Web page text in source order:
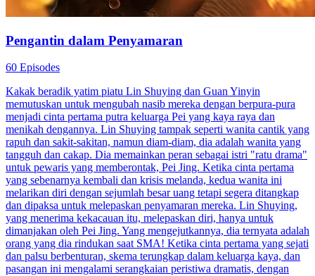
Sudah Jelas Tidak Suka
80 Episodes
Setelah cinta pertamanya pergi, Arif menikahi artis kelas tiga, Indah
untuk meredam desakan menikah. Setelah kontrak nikah tiga tahun
selesai, cinta pertamanya kembali. Indah akan pergi, tapi ia
dinyatakan terkena kanker. Arif baru sadar kalau dia cinta pada
Indah. Dimulailah drama tarik menarik akibat dari salah paham.
Cinta Setelah PernikahanRomansaRomansa Urban